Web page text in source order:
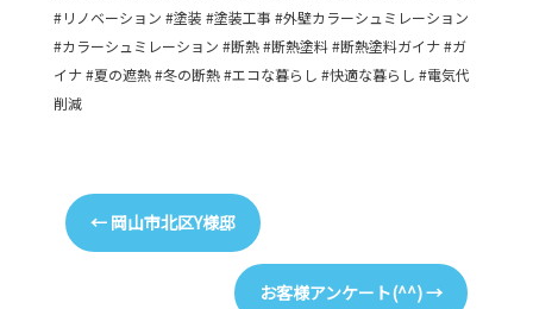
#リノベーション #塗装 #塗装工事 #外壁カラーシュミレーション
#カラーシュミレーション #断熱 #断熱塗料 #断熱塗料ガイナ #ガ
イナ #夏の遮熱 #冬の断熱 #エコな暮らし #快適な暮らし #電気代
削減
←岡山市北区Y様邸
お客様アンケート(^^)→